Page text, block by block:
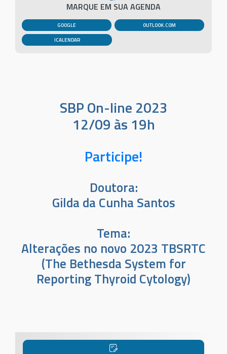
MARQUE EM SUA AGENDA
GOOGLE OUTLOOK.COM
SBP On-line 2023
12/09 às 19h
Participe!
Doutora:
Gilda da Cunha Santos
Tema:
Alterações no novo 2023 TBSRTC
(The Bethesda System for
Reporting Thyroid Cytology)